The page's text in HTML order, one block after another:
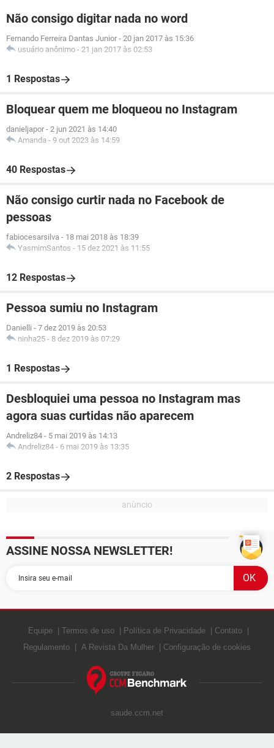
Não consigo digitar nada no word
Fernando Ferreira Dantas Junior - 20 jan 2017 às 15:36
usuário anônimo - 21 jan 2017 às 02:53
1 Respostas
Bloquear quem me bloqueou no Instagram
danieljapor - 2 jun 2021 às 14:40
Amanda - 9 out 2023 às 14:59
40 Respostas
Não consigo curtir nada no Facebook de
pessoas
fabiocesarsilva - 18 mai 2018 às 18:39
YasmimSantos - 15 dez 2021 às 11:55
12 Respostas
Pessoa sumiu no Instagram
Danielli - 7 dez 2019 às 20:53
ninha25 - 8 dez 2019 às 07:29
1 Respostas
Desbloquiei uma pessoa no Instagram mas
agora suas curtidas não aparecem
Andreliz84 - 5 mai 2019 às 14:13
Andreliz84 - 6 mai 2019 às 13:35
2 Respostas
ASSINE NOSSA NEWSLETTER!
Equipe Termos de uso Política de Privacidade
Contato
Regulamento
A Revista Da Mulher Configuração de cookies
saude.ccm.net